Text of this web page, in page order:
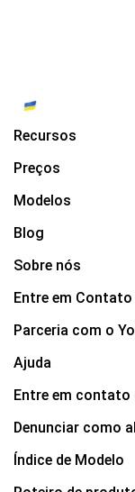
Recursos
Preços
Modelos
Blog
Sobre nós
Entre em Contato
Parceria com o
Ajuda
Entre em contato
Denunciar como
Índice de Modelo